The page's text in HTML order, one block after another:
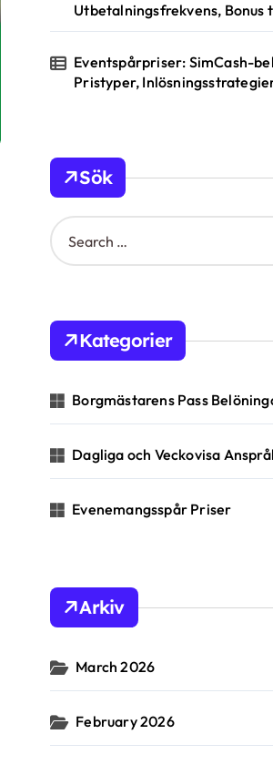
Utbetalningsfrekvens, Bonus
Eventspårpriser: SimCash-
Pristyper,
Sök
S
e
h
o
:
Kategorier
Borgmästarens Pass
Dagliga och Veckovisa
Evenemangsspår Priser
Arkiv
March 2026
February 2026